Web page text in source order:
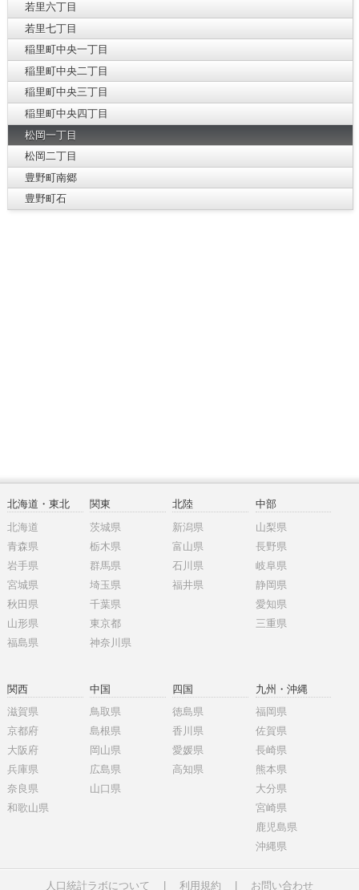
若里六丁目
若里七丁目
稲里町中央一丁目
稲里町中央二丁目
稲里町中央三丁目
稲里町中央四丁目
松岡一丁目
松岡二丁目
豊野町南郷
豊野町石
北海道・東北
北海道
青森県
岩手県
宮城県
秋田県
山形県
福島県
関東
茨城県
栃木県
群馬県
埼玉県
千葉県
東京都
神奈川県
北陸
新潟県
富山県
石川県
福井県
中部
山梨県
長野県
岐阜県
静岡県
愛知県
三重県
関西
滋賀県
京都府
大阪府
兵庫県
奈良県
和歌山県
中国
鳥取県
島根県
岡山県
広島県
山口県
四国
徳島県
香川県
愛媛県
高知県
九州・沖縄
福岡県
佐賀県
長崎県
熊本県
大分県
宮崎県
鹿児島県
沖縄県
人口統計ラボについて 利用規約 お問い合わせ